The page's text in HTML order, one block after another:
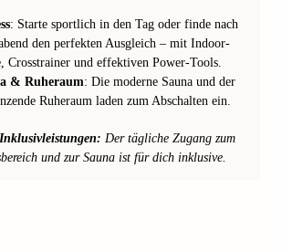
: Starte sportlich in den Tag oder finde nach
den perfekten Ausgleich – mit Indoor-
Crosstrainer und effektiven Power-Tools.
& Ruheraum: Die moderne Sauna und der
Ruheraum laden zum Abschalten ein.
Der tägliche Zugang zum
und zur Sauna ist für dich inklusive.